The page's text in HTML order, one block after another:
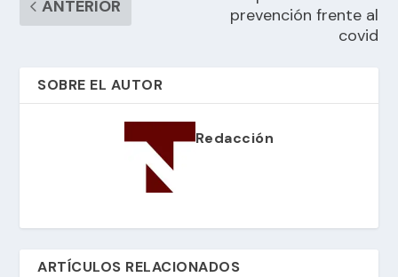
ANTERIOR
prevención frente al
covid
SOBRE EL AUTOR
Redacción
ARTÍCULOS RELACIONADOS